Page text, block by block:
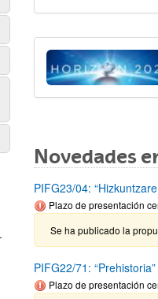
Novedades
PIFG23/04:
Plazo de presentación
Se ha publicado la
PIFG22/71: “Prehistoria”
Plazo de presentación